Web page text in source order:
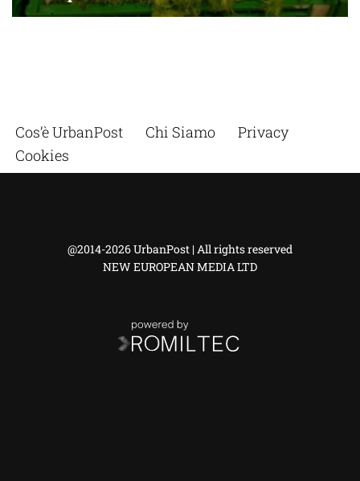
Cos’è UrbanPost Chi Siamo
Privacy
Cookies
@2014-2026 UrbanPost | All rights reserved
NEW EUROPEAN MEDIA LTD